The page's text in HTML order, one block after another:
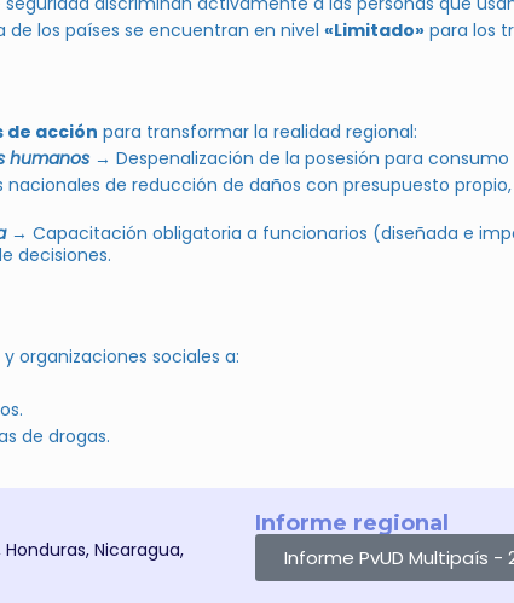
de los países se encuentran en nivel«Limitado» para los
de acción para transformar la realidad regional:
humanos → Despenalización de la posesión para
nacionales de reducción de daños con presupuesto
→ Capacitación obligatoria a funcionarios (diseñada e
decisiones.
organizaciones sociales a:
de drogas.
Nicaragua,
Informe regional
Informe PvUD Multipaís -